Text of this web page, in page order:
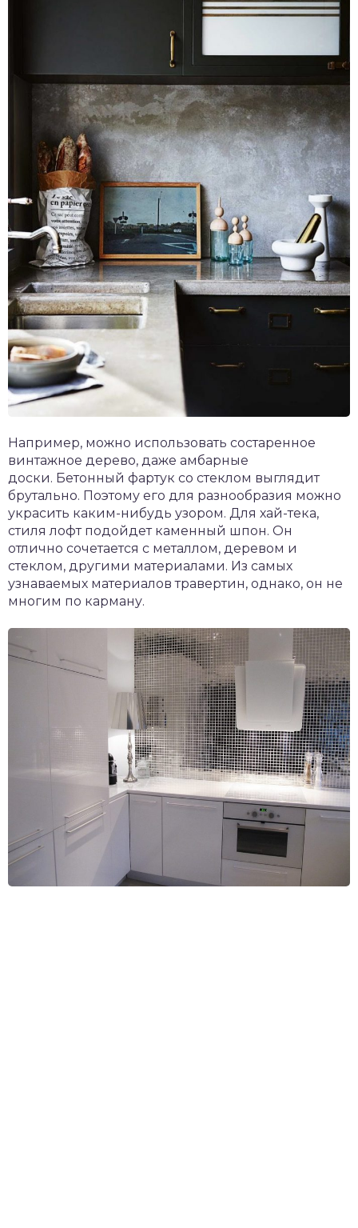
Например, можно использовать состаренное
винтажное дерево, даже амбарные
доски. Бетонный фартук со стеклом выглядит
брутально. Поэтому его для разнообразия можно
украсить каким-нибудь узором. Для хай-тека,
стиля лофт подойдет каменный шпон. Он
отлично сочетается с металлом, деревом и
стеклом, другими материалами. Из самых
узнаваемых материалов травертин, однако, он не
многим по карману.